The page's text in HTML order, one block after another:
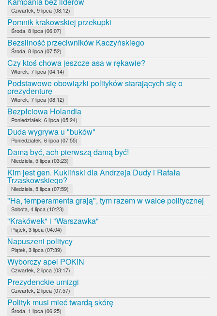
Czwartek, 9 lipca (08:12)
Pomnik krakowskiej przekupki
Środa, 8 lipca (06:07)
Bezsilność przeciwników Kaczyńskiego
Środa, 8 lipca (07:52)
Czy ktoś chowa jeszcze asa w rękawie?
Wtorek, 7 lipca (04:14)
Podstawowe obowiązki polityków starających się o
prezydenturę
Wtorek, 7 lipca (08:12)
Bezpłciowa Holandia
Poniedziałek, 6 lipca (05:24)
Duda wygrywa u "buków"
Poniedziałek, 6 lipca (07:55)
Damą być, ach pierwszą damą być!
Niedziela, 5 lipca (03:23)
Kim jest gen. Kukliński dla Andrzeja Dudy i Rafała
Trzaskowskiego?
Niedziela, 5 lipca (07:59)
"Ha, temperamenta grają", tym razem w walce politycznej
Sobota, 4 lipca (10:23)
"Krakówek" i "Warszawka"
Piątek, 3 lipca (04:04)
Napuszeni politycy
Piątek, 3 lipca (07:39)
Wyborczy apel POKiN
Czwartek, 2 lipca (03:17)
Prezydenckie umizgi
Czwartek, 2 lipca (07:57)
Polityk musi mieć twardą skórę
Środa, 1 lipca (06:25)